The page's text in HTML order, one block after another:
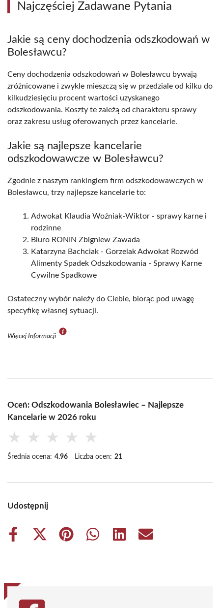
Najczęściej Zadawane Pytania
Jakie są ceny dochodzenia odszkodowań w
Bolesławcu?
Ceny dochodzenia odszkodowań w Bolesławcu bywają
zróżnicowane i zwykle mieszczą się w przedziale od kilku do
kilkudziesięciu procent wartości uzyskanego
odszkodowania. Koszty te zależą od charakteru sprawy
oraz zakresu usług oferowanych przez kancelarie.
Jakie są najlepsze kancelarie
odszkodowawcze w Bolesławcu?
Zgodnie z naszym rankingiem firm odszkodowawczych w
Bolesławcu, trzy najlepsze kancelarie to:
Adwokat Klaudia Woźniak-Wiktor - sprawy karne i
rodzinne
Biuro RONIN Zbigniew Zawada
Katarzyna Bachciak - Gorzelak Adwokat Rozwód
Alimenty Spadek Odszkodowania - Sprawy Karne
Cywilne Spadkowe
Ostateczny wybór należy do Ciebie, biorąc pod uwagę
specyfikę własnej sytuacji.
Więcej Informacji
Oceń: Odszkodowania Bolesławiec – Najlepsze
Kancelarie w 2026 roku
★ ★ ★ ★ ★
Średnia ocena: 4.96 Liczba ocen: 21
Udostępnij
Share
Share
(Twitter)
Share
Share
Share
Share